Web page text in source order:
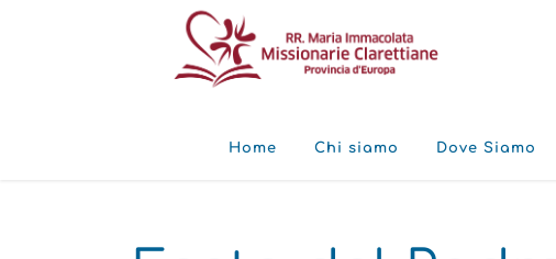
Home Chi siamo Dove Siamo